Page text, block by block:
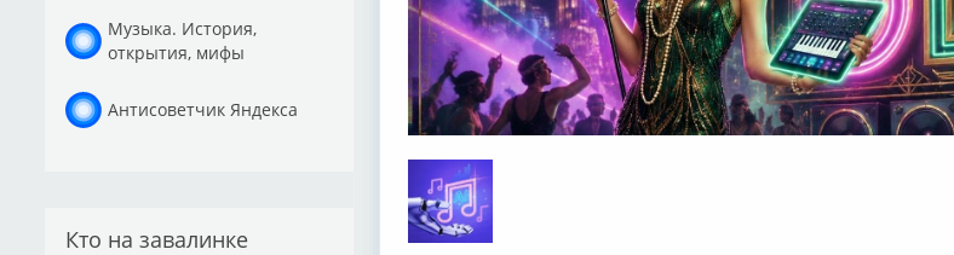
Музыка. История,
открытия, мифы
Антисоветчик Яндекса
Кто на завалинке